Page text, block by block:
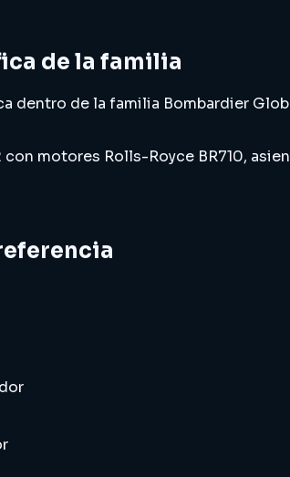
de la familia
dentro de la familia Bombardier
con motores Rolls-Royce BR710,